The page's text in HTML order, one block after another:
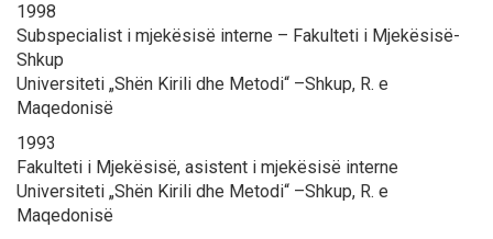
1998
Subspecialist i mjekësisë interne – Fakulteti i Mjekësisë-
Shkup
Universiteti „Shën Kirili dhe Metodi“ –Shkup, R. e
Maqedonisë
1993
Fakulteti i Mjekësisë, asistent i mjekësisë interne
Universiteti „Shën Kirili dhe Metodi“ –Shkup, R. e
Maqedonisë